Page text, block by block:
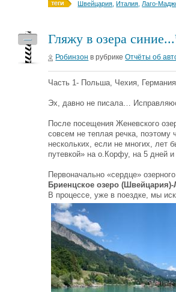
Швейцария ,Италия Лаго-
Гляжу в озера
Робинзон в рубрикеОтчёты об
Часть 1- Польша, Чехия,
Эх, давно не писала…
После посещения Женевского
совсем не теплая речка,
нескольких, если не многих, лет
путевкой» на о.Корфу, на 5 дней
Первоначально «сердце»
Бриенцское озеро
В процессе, уже в поездке, мы
—